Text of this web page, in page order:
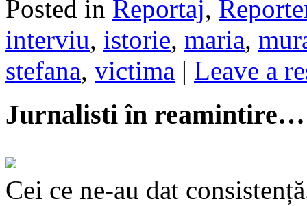
Posted in Reportaj,
interviu, istorie, maria,
stefana, victima | Leave a
Jurnalisti în reamintire…
Cei ce ne-au dat